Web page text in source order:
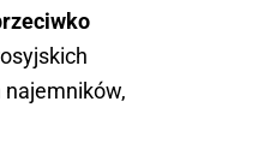
najemników,